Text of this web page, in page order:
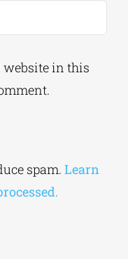
website in this
spam. Learn